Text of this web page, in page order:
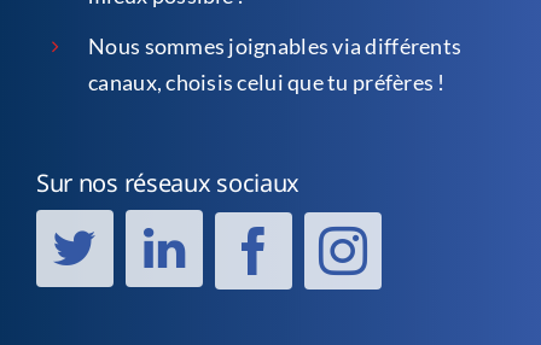
Nous sommes joignables via différents
canaux, choisis celui que tu préfères !
Sur nos réseaux sociaux